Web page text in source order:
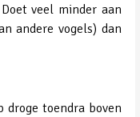
veel minder aan
andere vogels) dan
droge toendra boven